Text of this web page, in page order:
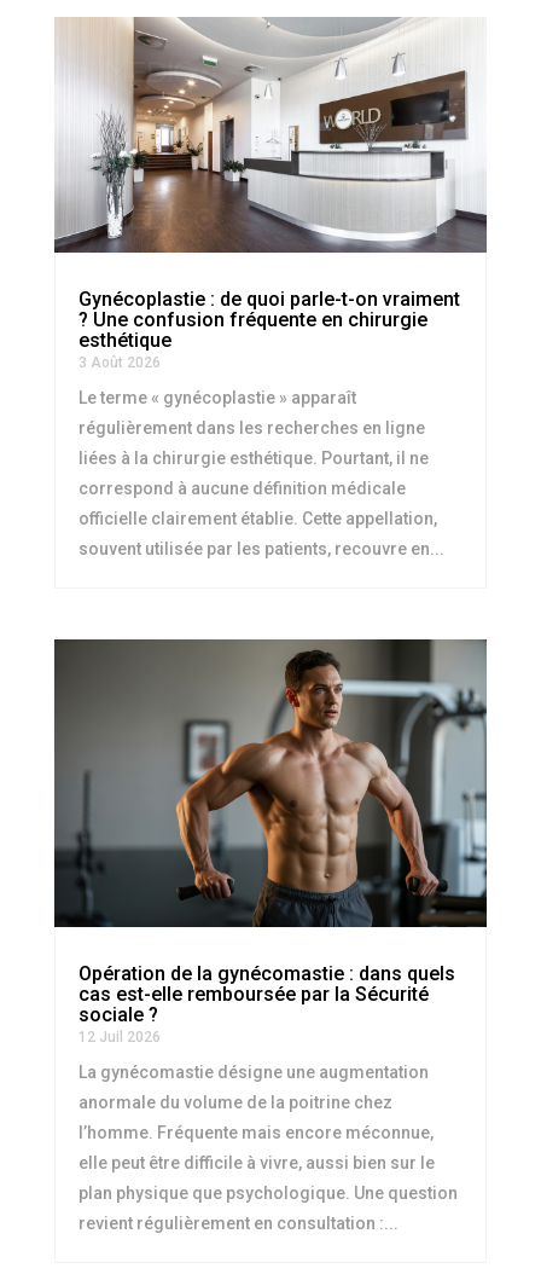
Gynécoplastie : de quoi parle-t-on vraiment
? Une confusion fréquente en chirurgie
esthétique
3 Août 2026
Le terme « gynécoplastie » apparaît
régulièrement dans les recherches en ligne
liées à la chirurgie esthétique. Pourtant, il ne
correspond à aucune définition médicale
officielle clairement établie. Cette appellation,
souvent utilisée par les patients, recouvre en...
Opération de la gynécomastie : dans quels
cas est-elle remboursée par la Sécurité
sociale ?
12 Juil 2026
La gynécomastie désigne une augmentation
anormale du volume de la poitrine chez
l’homme. Fréquente mais encore méconnue,
elle peut être difficile à vivre, aussi bien sur le
plan physique que psychologique. Une question
revient régulièrement en consultation :...